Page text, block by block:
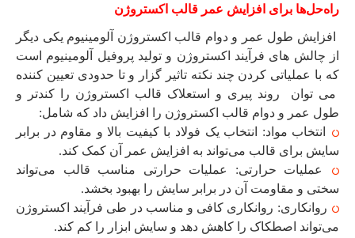
راه‌حل‌ها برای افزایش عمر قالب اکستروژن
افزایش طول عمر و دوام قالب اکستروژن آلومینیوم یکی دیگر
از چالش های فرآیند اکستروژن و تولید پروفیل آلومینیوم است
که با عملیاتی کردن چند نکته تاثیر گزار و تا حدودی تعیین کننده
می توان روند پیری و استعلاک قالب اکستروژن را کندتر و
طول عمر و دوام قالب اکستروژن را افزایش داد که شامل:
انتخاب مواد: انتخاب یک فولاد با کیفیت بالا و مقاوم در برابر
سایش برای قالب می‌تواند به افزایش عمر آن کمک کند.
عملیات حرارتی: عملیات حرارتی مناسب قالب می‌تواند
سختی و مقاومت آن در برابر سایش را بهبود بخشد.
روانکاری: روانکاری کافی و مناسب در طی فرآیند اکستروژن
می‌تواند اصطکاک را کاهش دهد و سایش ابزار را کم کند.